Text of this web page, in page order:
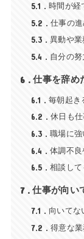
5.1 時間が経
5.2 仕事の
5.3 異動や
5.4 自分の
6 仕事を辞め
6.1 毎朝起き
6.2 休日も
6.3 職場に
6.4 体調不
6.5 相談し
7 仕事が向い
7.1 向いてな
7.2 得意な